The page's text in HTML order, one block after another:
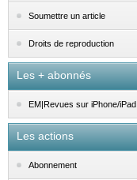
Soumettre un article
Droits de reproduction
Les + abonnés
EM|Revues sur iPhone/iPad
Les actions
Abonnement